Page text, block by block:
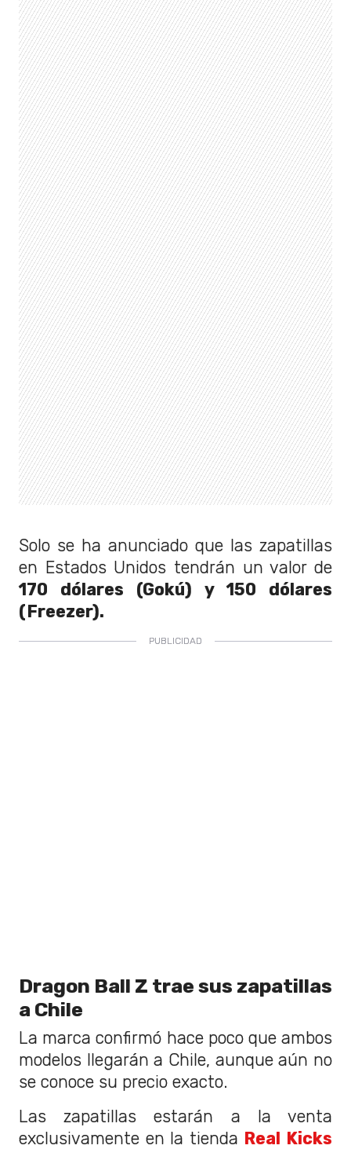
Solo se ha anunciado que las zapatillas
en Estados Unidos tendrán un valor de
170 dólares (Gokú) y 150 dólares
(Freezer).
Dragon Ball Z trae sus zapatillas
a Chile
La marca confirmó hace poco que ambos
modelos llegarán a Chile, aunque aún no
se conoce su precio exacto.
Las zapatillas estarán a la venta
exclusivamente en la tienda Real Kicks